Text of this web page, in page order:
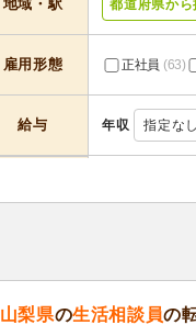
地域・駅 都道府県から
雇用形態 正社員 (63)
給与 年収 指定なし
サービス付
介護老人保
未経験可
ブランク可
山梨県の生活相談員の